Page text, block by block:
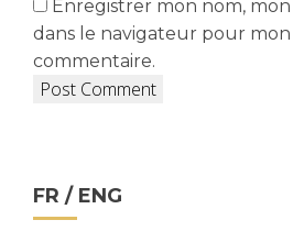
Enregistrer mon nom,
dans le navigateur pour
commentaire.
FR / ENG